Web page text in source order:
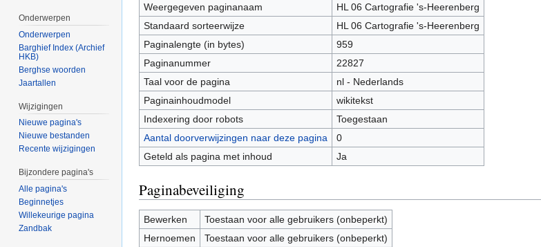
Weergegeven paginanaam
HL 06 Cartografie 's-Heerenberg
Standaard sorteerwijze
HL 06 Cartografie 's-Heerenberg
Paginalengte (in bytes)
959
Paginanummer
22827
Taal voor de pagina
nl - Nederlands
Paginainhoudmodel
wikitekst
Indexering door robots
Toegestaan
Aantal doorverwijzingen naar deze pagina
0
Geteld als pagina met inhoud
Ja
Paginabeveiliging
Bewerken
Toestaan voor alle gebruikers (onbeperkt)
Hernoemen
Toestaan voor alle gebruikers (onbeperkt)
Onderwerpen
Onderwerpen
Barghief Index (Archief
HKB)
Berghse woorden
Jaartallen
Wijzigingen
Nieuwe pagina's
Nieuwe bestanden
Recente wijzigingen
Bijzondere pagina's
Alle pagina's
Beginnetjes
Willekeurige pagina
Zandbak